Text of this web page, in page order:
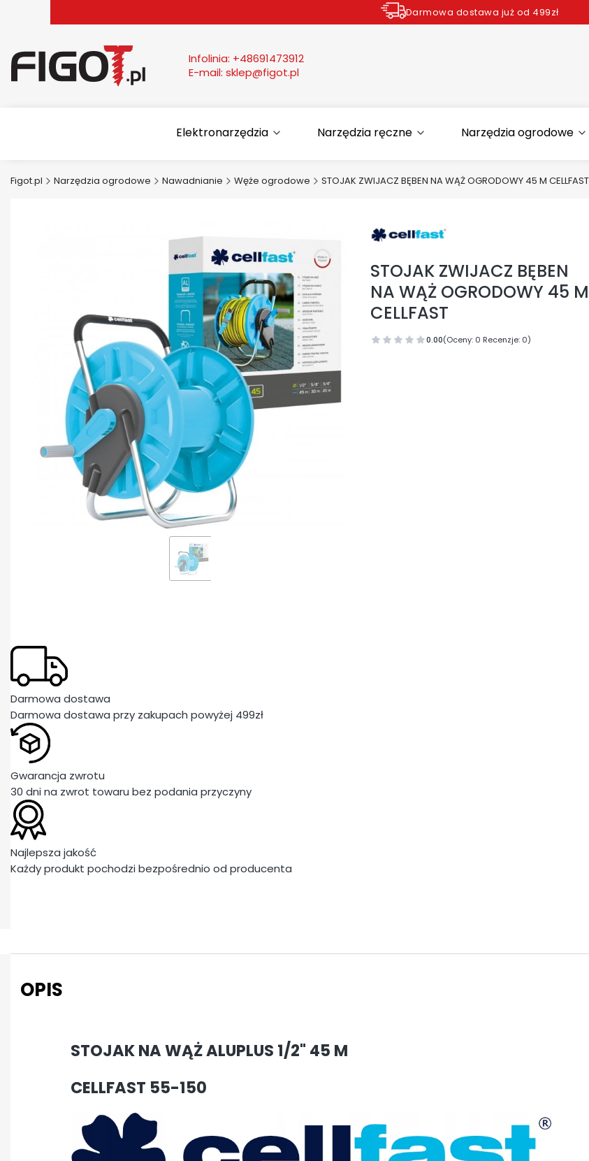
Darmowa dostawa już od 499zł
Infolinia: +48691473912
E-mail: sklep@figot.pl
Elektronarzędzia Narzędzia ręczne Narzędzia ogrodowe
Figot.pl Narzędzia ogrodowe Nawadnianie Węże ogrodowe STOJAK ZWIJACZ BĘBEN NA WĄŻ OGRODOWY 45 M CELLFAST
STOJAK ZWIJACZ BĘBEN
NA WĄŻ OGRODOWY 45 M
CELLFAST
0.00(Oceny: 0 Recenzje: 0)
Darmowa dostawa
Darmowa dostawa przy zakupach powyżej 499zł
Gwarancja zwrotu
30 dni na zwrot towaru bez podania przyczyny
Najlepsza jakość
Każdy produkt pochodzi bezpośrednio od producenta
OPIS
STOJAK NA WĄŻ ALUPLUS 1/2" 45 M
CELLFAST 55-150